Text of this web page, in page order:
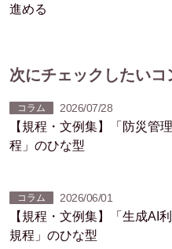
進める
次にチェックしたいコ
コラム 2026/07/28
【規程・文例集】「防災管
程」のひな型
コラム 2026/06/01
【規程・文例集】「生成AI
規程」のひな型